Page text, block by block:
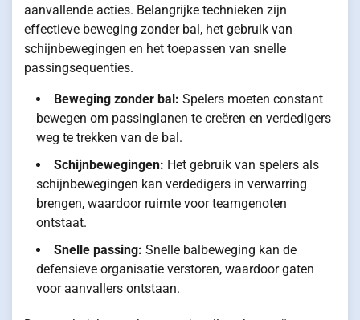
aanvallende acties. Belangrijke technieken zijn
effectieve beweging zonder bal, het gebruik van
schijnbewegingen en het toepassen van snelle
passingsequenties.
Beweging zonder bal: Spelers moeten constant
bewegen om passinglanen te creëren en verdedigers
weg te trekken van de bal.
Schijnbewegingen: Het gebruik van spelers als
schijnbewegingen kan verdedigers in verwarring
brengen, waardoor ruimte voor teamgenoten
ontstaat.
Snelle passing: Snelle balbeweging kan de
defensieve organisatie verstoren, waardoor gaten
voor aanvallers ontstaan.